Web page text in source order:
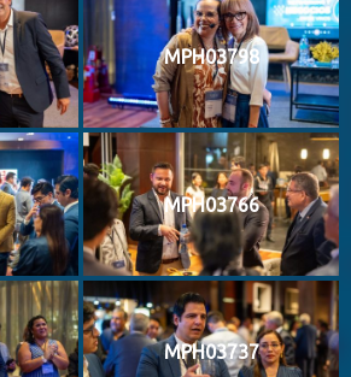
MPH03798
MPH03766
MPH03737